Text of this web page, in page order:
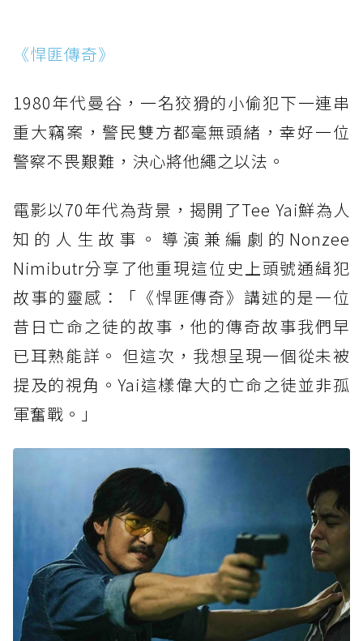
《悍匪傳奇》
1980年代曼谷，一名狡猾的小偷犯下一連串
重大竊案，警民雙方都毫無頭緒，幸好一位
警察不畏艱難，決心將他繩之以法。
電影以70年代為背景，揭開了Tee Yai鮮為人
知的人生故事。導演兼編劇的Nonzee
Nimibutr分享了他重現這位史上頭號通緝犯
故事的靈感：「《悍匪傳奇》講述的是一位
昔日亡命之徒的故事，他的傳奇故事我們早
已耳熟能詳。 但這次，我想呈現一個從未被
提及的視角。Yai這樣偉大的亡命之徒並非孤
軍奮戰。」